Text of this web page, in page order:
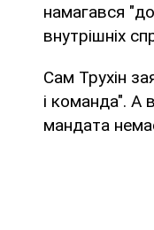
намагався
внутрішніх
Сам Трухін
і команда". А
мандата